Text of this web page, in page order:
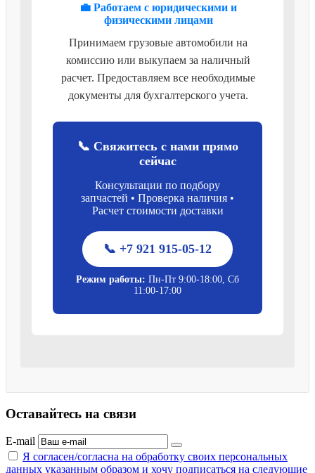
💼 Работаем с юридическими и
физическими лицами
Принимаем грузовые автомобили на
комиссию или выкупаем за наличный
расчет. Предоставляем все необходимые
документы для бухгалтерского учета.
📞 Свяжитесь с нами прямо
сейчас
Консультации по подбору
запчастей • Проверка наличия •
Расчет стоимости доставки
📞 +7 921 915-05-12
Режим работы: Пн-Пт 9:00-18:00, Сб
11:00-17:00
Оставайтесь на связи
E-mail
Я согласен/согласна на обработку своих персональных
данных указанным образом и хочу подписаться на следующие